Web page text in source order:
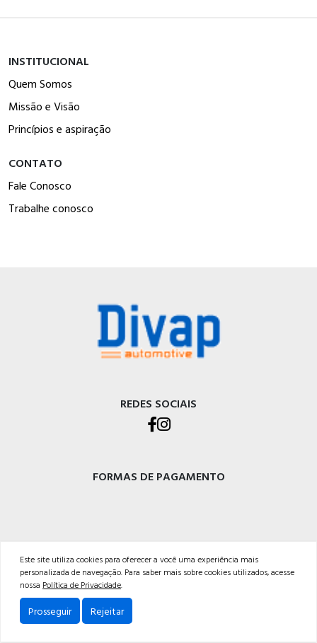
INSTITUCIONAL
Quem Somos
Missão e Visão
Princípios e aspiração
CONTATO
Fale Conosco
Trabalhe conosco
REDES SOCIAIS
FORMAS DE PAGAMENTO
DIVAP AUTOPEÇAS LTDA
Rod. BR-470 - Km 225, Integração<br />Garibaldi - RS, CEP 95720-000 <br />54 3029-
Powered by:
Este site utiliza cookies para oferecer a você uma experiência mais
personalizada de navegação. Para saber mais sobre cookies utilizados, acesse
nossa Política de Privacidade.
Prosseguir Rejeitar